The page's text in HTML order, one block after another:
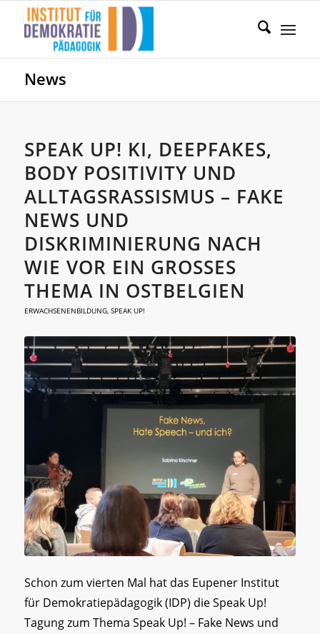
News
SPEAK UP! KI, DEEPFAKES,
BODY POSITIVITY UND
ALLTAGSRASSISMUS – FAKE
NEWS UND
DISKRIMINIERUNG NACH
WIE VOR EIN GROSSES T
HEMA IN OSTBELGIEN
ERWACHSENENBILDUNG, SPEAK UP!
Schon zum vierten Mal hat das Eupener Institut
für Demokratiepädagogik (IDP) die Speak Up!
Tagung zum Thema Speak Up! – Fake News und